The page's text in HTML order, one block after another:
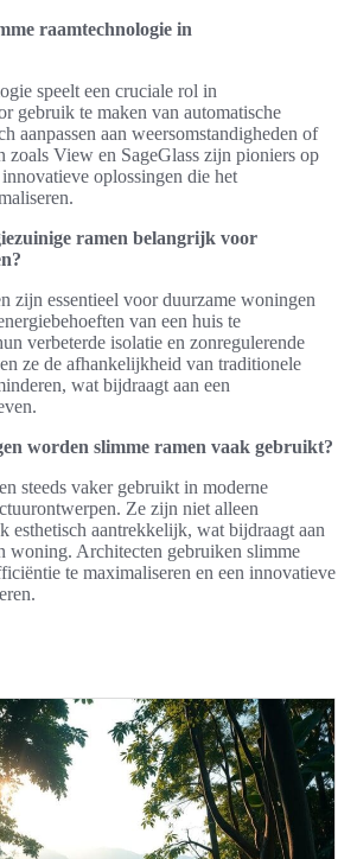
raamtechnologie in
speelt een cruciale rol in
gebruik te maken van automatische
aanpassen aan weersomstandigheden of
zoals View en SageGlass zijn pioniers op
oplossingen die het
ramen belangrijk voor
zijn essentieel voor duurzame woningen
van een huis te
verbeterde isolatie en zonregulerende
ze de afhankelijkheid van traditionele
wat bijdraagt aan een
worden slimme ramen vaak gebruikt?
steeds vaker gebruikt in moderne
Ze zijn niet alleen
esthetisch aantrekkelijk, wat bijdraagt aan
woning. Architecten gebruiken slimme
te maximaliseren en een innovatieve